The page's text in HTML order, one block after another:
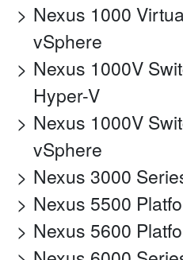
Nexus 1000
vSphere
Nexus 1000V
Hyper-V
Nexus 1000V
vSphere
Nexus 3000
Nexus 5500
Nexus 5600